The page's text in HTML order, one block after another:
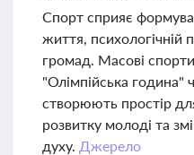
Спорт сприяє
життя, психологічній
громад. Масові
"Олімпійська година"
створюють простір
розвитку молоді та
духу. Джерело